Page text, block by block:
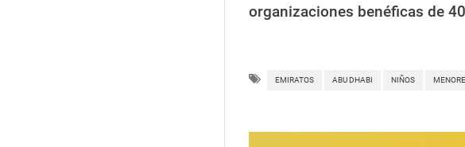
organizaciones benéficas de
EMIRATOS ABU DHABI NIÑOS